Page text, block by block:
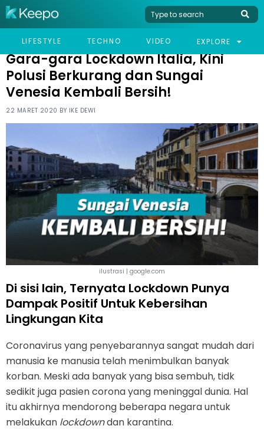
LIFESTYLE TECHNO VIDEO EXPLORE
HOME VIRAL
GARA-GARA LOCKDOWN ITALIA, KINI POLUSI BERKURANG DAN
Gara-gara Lockdown Italia, Kini
Polusi Berkurang dan Sungai
Venesia Kembali Bersih!
22 MARET 2020 BY IKE DEWI
ilustrasi | google.com
Di sisi lain, Ternyata Lockdown Punya
Dampak Positif Untuk Kebersihan
Lingkungan Kita
Coronavirus yang penyebarannya sangat mudah dari
manusia ke manusia telah menimbulkan banyak
korban. Meski ada banyak yang bisa sembuh, tidk
sedikit juga pasien corona yang meninggal dunia. Hal
itu akhirnya mendorong beberapa negara untuk
melakukan lockdowndan karantina.